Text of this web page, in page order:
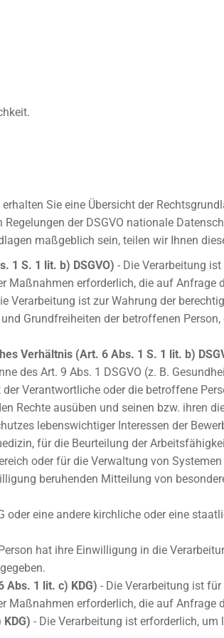
Sie eine Übersicht der
der DSGVO nationale
maßgeblich sein, teilen wir Ihnen
1 S. 1 lit. b) DSGVO) - Die Verarbeitung
Maßnahmen erforderlich, die auf Anfrage
Verarbeitung ist zur Wahrung der
Grundfreiheiten der betroffenen
Verhältnis (Art. 6 Abs. 1 S. 1 lit. b)
des Art. 9 Abs. 1 DSGVO (z. B.
Verantwortliche oder die betroffene
Rechte ausüben und seinen bzw. ihren
lebenswichtiger Interessen der
für die Beurteilung der
oder für die Verwaltung von
beruhenden Mitteilung von
oder eine andere kirchliche oder eine
hat ihre Einwilligung in die
Abs. 1 lit. c) KDG) - Die Verarbeitung ist
Maßnahmen erforderlich, die auf Anfrage
- Die Verarbeitung ist erforderlich,